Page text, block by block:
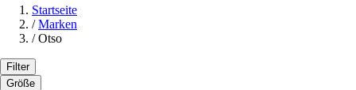
Startseite
/ Marken
/ Otso
Filter
Größe